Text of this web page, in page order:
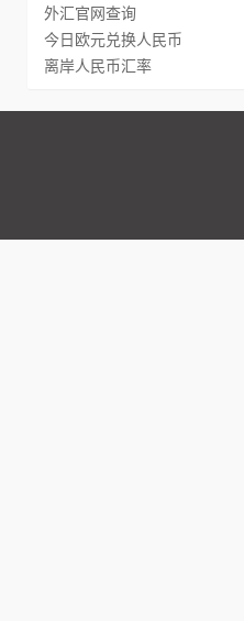
外汇官网查询
今日欧元兑换人民币
离岸人民币汇率